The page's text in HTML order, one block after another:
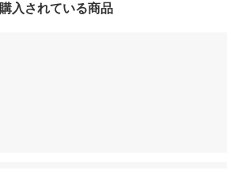
入されている商品